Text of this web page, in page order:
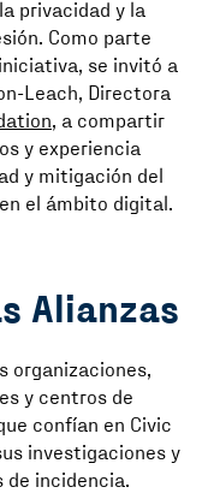
privacidad y la
Como parte
se invitó a
Leach, Directora
, a compartir
y experiencia
y mitigación del
el ámbito digital.
Alianzas
organizaciones,
y centros de
confían en Civic
investigaciones y
de incidencia.